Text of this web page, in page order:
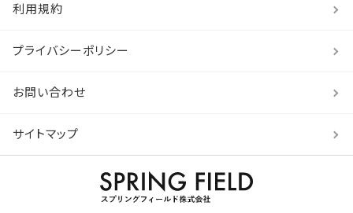
利用規約
プライバシーポリシー
お問い合わせ
サイトマップ